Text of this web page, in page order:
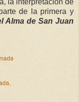
de la primera y
Alma de San Juan